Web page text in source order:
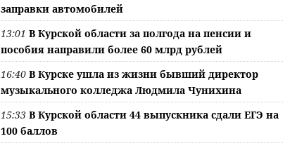
заправки автомобилей
13:01 В Курской области за полгода на пенсии и
пособия направили более 60 млрд рублей
16:40 В Курске ушла из жизни бывший директор
музыкального колледжа Людмила Чунихина
15:33 В Курской области 44 выпускника сдали ЕГЭ на
100 баллов